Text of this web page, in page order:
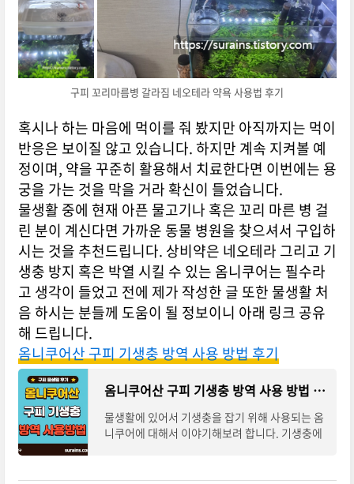
구피 꼬리마름병 갈라짐 네오테라 약욕 사용법 후기
혹시나 하는 마음에 먹이를 줘 봤지만 아직까지는 먹이
반응은 보이질 않고 있습니다. 하지만 계속 지켜볼 예
정이며, 약을 꾸준히 활용해서 치료한다면 이번에는 용
궁을 가는 것을 막을 거라 확신이 들었습니다.
물생활 중에 현재 아픈 물고기나 혹은 꼬리 마른 병 걸
린 분이 계신다면 가까운 동물 병원을 찾으셔서 구입하
시는 것을 추천드립니다. 상비약은 네오테라 그리고 기
생충 방지 혹은 박열 시킬 수 있는 옴니쿠어는 필수라
고 생각이 들었고 전에 제가 작성한 글 또한 물생활 처
음 하시는 분들께 도움이 될 정보이니 아래 링크 공유
해 드립니다.
옴니쿠어산 구피 기생충 방역 사용 방법 후기
옴니쿠어산 구피 기생충 방역 사용 방법 후기
물생활에 있어서 기생충을 잡기 위해 사용되는 옴
니쿠어에 대해서 이야기해보려 합니다. 기생충에